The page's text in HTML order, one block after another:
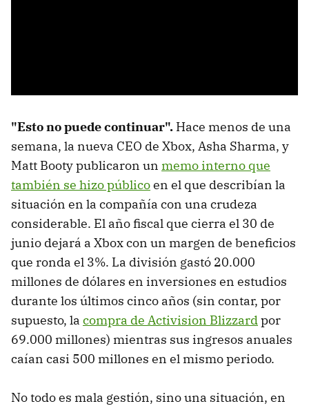
"Esto no puede continuar". Hace menos de una
semana, la nueva CEO de Xbox, Asha Sharma, y
Matt Booty publicaron un memo interno que
también se hizo públicoen el que describían la
situación en la compañía con una crudeza
considerable. El año fiscal que cierra el 30 de
junio dejará a Xbox con un margen de beneficios
que ronda el 3%. La división gastó 20.000
millones de dólares en inversiones en estudios
durante los últimos cinco años (sin contar, por
supuesto, la compra de Activision Blizzardpor
69.000 millones) mientras sus ingresos anuales
caían casi 500 millones en el mismo periodo.
No todo es mala gestión, sino una situación, en